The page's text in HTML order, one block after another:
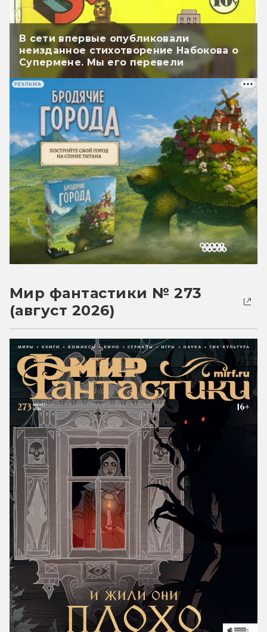
В сети впервые опубликовали
неизданное стихотворение Набокова о
Супермене. Мы его перевели
РЕКЛАМА
Мир фантастики № 273
(август 2026)